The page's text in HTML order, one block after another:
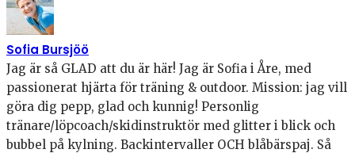
Sofia Bursjöö
Jag är så GLAD att du är här! Jag är Sofia i Åre, med
passionerat hjärta för träning & outdoor. Mission: jag vill
göra dig pepp, glad och kunnig! Personlig
tränare/löpcoach/skidinstruktör med glitter i blick och
bubbel på kylning. Backintervaller OCH blåbärspaj. Så